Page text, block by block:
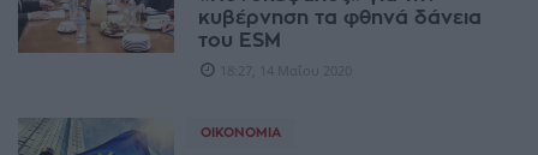
κυβέρνηση τα φθηνά δάνεια
του ESM
18:27, 14 Μαΐου 2020
ΟΙΚΟΝΟΜΊΑ